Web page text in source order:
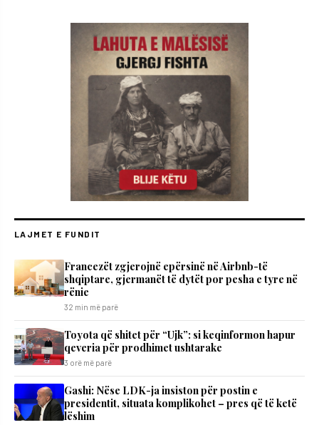
LAJMET E FUNDIT
Francezët zgjerojnë epërsinë në Airbnb-të
shqiptare, gjermanët të dytët por pesha e tyre në
rënie
32 min më parë
Toyota që shitet për “Ujk”: si keqinformon hapur
qeveria për prodhimet ushtarake
3 orë më parë
Gashi: Nëse LDK-ja insiston për postin e
presidentit, situata komplikohet – pres që të ketë
lëshim